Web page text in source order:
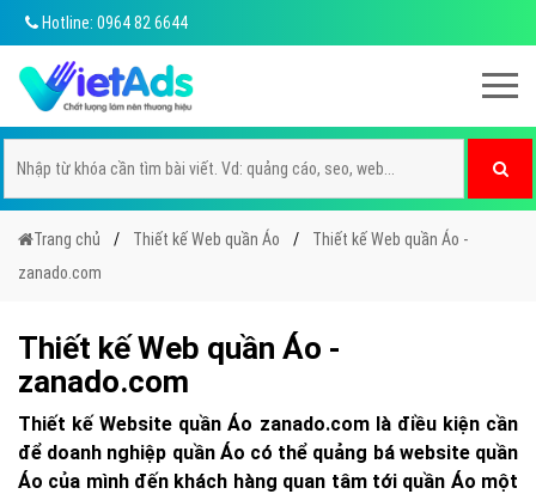
Hotline: 0964 82 6644
Trang chủ Thiết kế Web quần Áo
Thiết kế Web quần Áo -
zanado.com
Thiết kế Web quần Áo -
zanado.com
Thiết kế Website quần Áo zanado.com là điều kiện cần
để doanh nghiệp quần Áo có thể quảng bá website quần
Áo của mình đến khách hàng quan tâm tới quần Áo một